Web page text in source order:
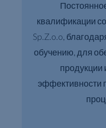
квалификации
Sp.Z.o.o,
обучению, для
эффективности